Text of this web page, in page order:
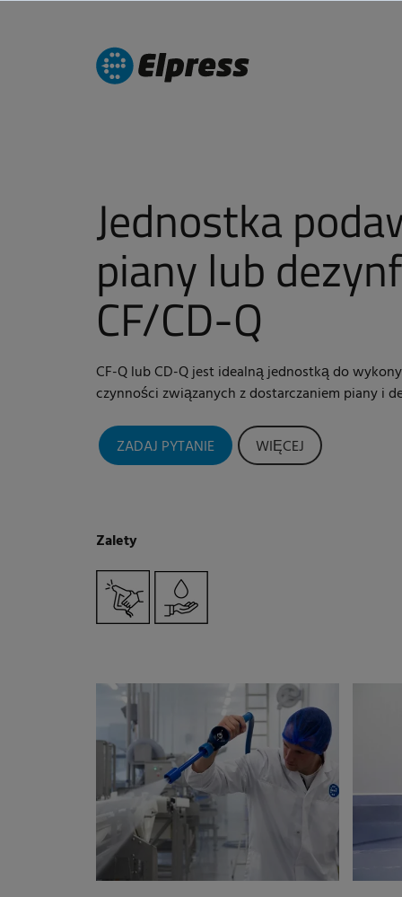
Jednostka
piany lub
CF/CD-Q
CF-Q lub CD-Q jest idealną jednostką do
czynności związanych z dostarczaniem piany i
ZADAJ PYTANIE WIĘCEJ
Zalety